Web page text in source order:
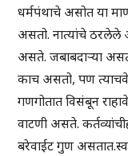
धर्मपंथाचे असोत या
असतो. नात्यांचे ठरलेले
असते. जबाबदाऱ्या
काच असतो, पण
गणगोतात विसंबून
वाटणी असते.
बरेवाईट गुण